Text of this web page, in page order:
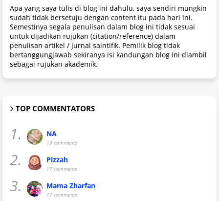
Apa yang saya tulis di blog ini dahulu, saya sendiri mungkin
sudah tidak bersetuju dengan content itu pada hari ini.
Semestinya segala penulisan dalam blog ini tidak sesuai
untuk dijadikan rujukan (citation/reference) dalam
penulisan artikel / jurnal saintifik. Pemilik blog tidak
bertanggungjawab sekiranya isi kandungan blog ini diambil
sebagai rujukan akademik.
TOP COMMENTATORS
1. NA
19 comments
2. Pizzah
17 comments
3. Mama Zharfan
17 comments